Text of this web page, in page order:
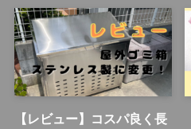
【レビュー】コスパ良く長